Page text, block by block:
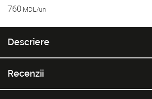
760 MDL/un
Descriere
Recenzii